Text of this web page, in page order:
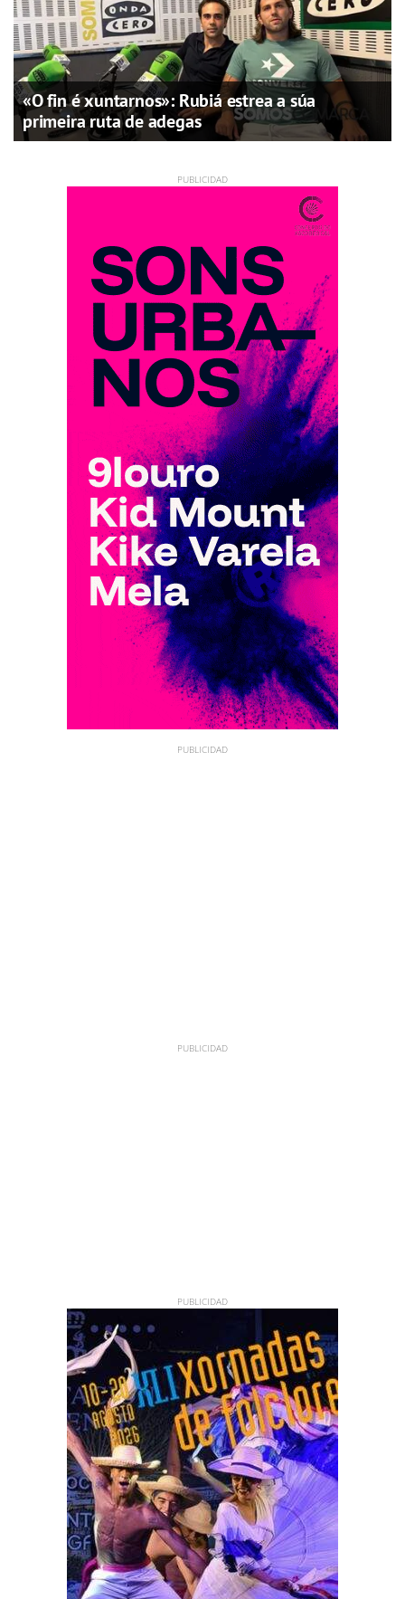
«O fin é xuntarnos»: Rubiá estrea a súa
primeira ruta de adegas